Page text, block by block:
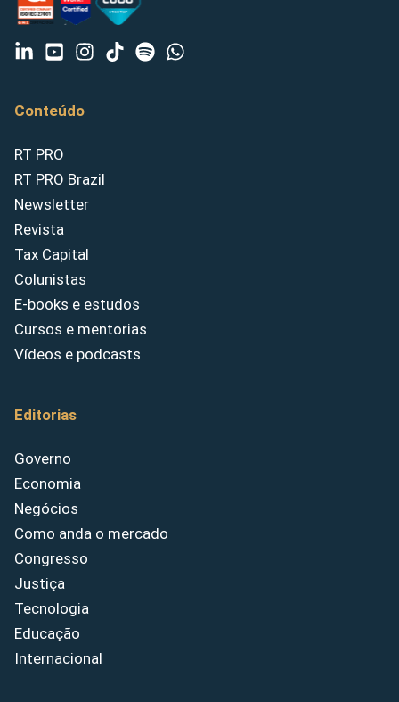
Conteúdo
RT PRO
RT PRO Brazil
Newsletter
Revista
Tax Capital
Colunistas
E-books e estudos
Cursos e mentorias
Vídeos e podcasts
Editorias
Governo
Economia
Negócios
Como anda o mercado
Congresso
Justiça
Tecnologia
Educação
Internacional